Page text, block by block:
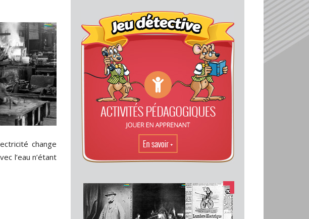
change
l’eau n’étant